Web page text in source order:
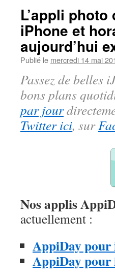
L’appli
iPhone et
aujourd’hui
Publié le mercredi 14 mai
Passez de belles
bons plans
par jour
Twitter ici, sur
Nos applis
actuellement :
AppiDay
AppiDay